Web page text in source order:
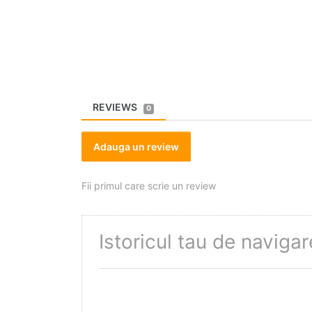
REVIEWS 0
Adauga un review
Fii primul care scrie un review
Istoricul tau de